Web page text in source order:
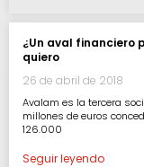
¿Un aval financiero
quiero
26 de abril de 2018
Avalam es la tercera
millones de euros
126.000
Seguir leyendo